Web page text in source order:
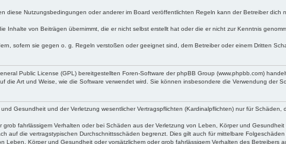
diese Nutzungsbedingungen oder anderer im Board veröffentlichten Regeln kann der Betreiber
Inhalte von Beiträgen übernimmt, die er nicht selbst erstellt hat oder die er nicht zur Kenntnis
sofern sie gegen o. g. Regeln verstoßen oder geeignet sind, dem Betreiber oder einem Dritten
Public License (GPL) bereitgestellten Foren-Software der phpBB Group (www.phpbb.com)
die Art und Weise, wie die Software verwendet wird. Sie können insbesondere die Verwendung der
Gesundheit und der Verletzung wesentlicher Vertragspflichten (Kardinalpflichten) nur für
fahrlässigem Verhalten oder bei Schäden aus der Verletzung von Leben, Körper und
auf die vertragstypischen Durchschnittsschäden begrenzt. Dies gilt auch für mittelbare
Leben, Körper und Gesundheit oder vorsätzlichem oder grob fahrlässigem Verhalten des